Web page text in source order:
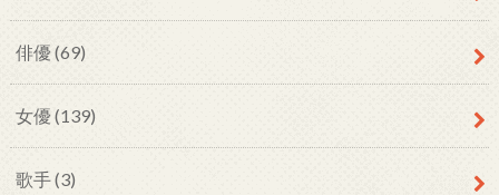
俳優(69)
女優(139)
歌手(3)